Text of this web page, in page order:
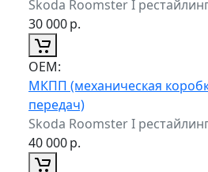
Skoda Roomster I
30 000р.
ОЕМ:
МКПП (механическая
передач)
Skoda Roomster I
40 000р.